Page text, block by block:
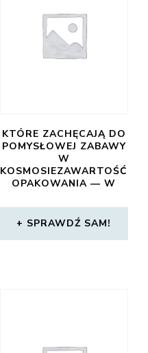
KTÓRE ZACHĘCAJĄ DO
POMYSŁOWEJ ZABAWY
W
KOSMOSIEZAWARTOŚĆ
OPAKOWANIA — W
WSZYSTKO
SPRAWDŹ SAM!